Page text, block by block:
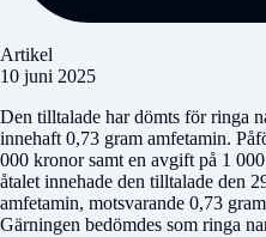
Artikel
10 juni 2025
Den tilltalade har dömts för ringa
innehaft 0,73 gram amfetamin.
000 kronor samt en avgift på 1
åtalet innehade den tilltalade den
amfetamin, motsvarande 0,73
Gärningen bedömdes som ringa